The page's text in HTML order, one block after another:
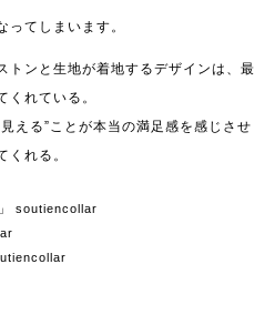
ってしまいます。
トンと生地が着地するデザインは、最
くれている。
える”ことが本当の満足感を感じさせ
くれる。
」 soutiencollar